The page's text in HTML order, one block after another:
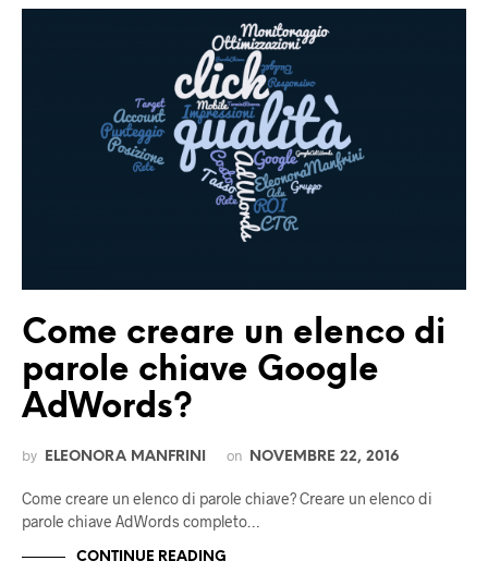
Come creare un elenco di
parole chiave Google
AdWords?
by ELEONORA MANFRINI on NOVEMBRE 22, 2016
Come creare un elenco di parole chiave? Creare un elenco di
parole chiave AdWords completo…
CONTINUE READING